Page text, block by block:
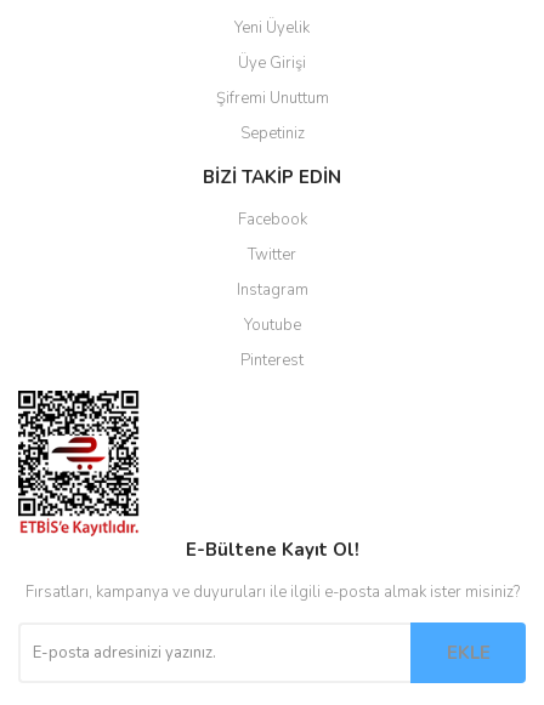
Yeni Üyelik
Üye Girişi
Şifremi Unuttum
Sepetiniz
BİZİ TAKİP EDİN
Facebook
Twitter
Instagram
Youtube
Pinterest
E-Bültene Kayıt Ol!
Fırsatları, kampanya ve duyuruları ile ilgili e-posta almak ister misiniz?
EKLE